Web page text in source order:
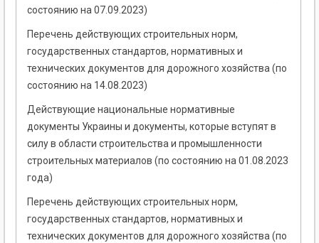
состоянию на 07.09.2023)
Перечень действующих строительных норм,
государственных стандартов, нормативных и
технических документов для дорожного хозяйства (по
состоянию на 14.08.2023)
Действующие национальные нормативные
документы Украины и документы, которые вступят в
силу в области строительства и промышленности
строительных материалов (по состоянию на 01.08.2023
года)
Перечень действующих строительных норм,
государственных стандартов, нормативных и
технических документов для дорожного хозяйства (по